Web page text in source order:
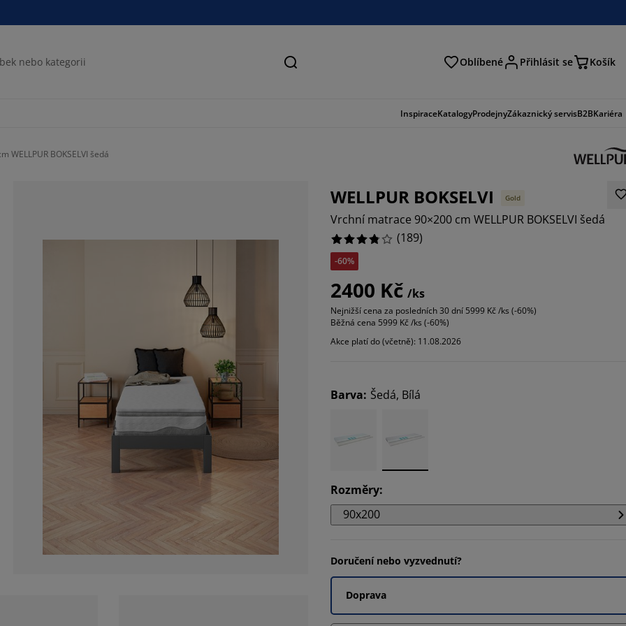
Hledat Oblíbené Přihlásit se Košík
InspiraceKatalogyProdejnyZákaznický servisB2BKariéra
WELLPUR BOKSELVI šedá
WELLPUR BOKSELVI Gold
Vrchní matrace 90×200 cm WELLPUR BOKSELVI šedá
(189)
-60%
2400 Kč /ks
Nejnižší cena za posledních 30 dní 5999 Kč /ks (-60%)
Běžná cena 5999 Kč /ks (-60%)
Akce platí do (včetně): 11.08.2026
Barva: Šedá, Bílá
Rozměry:
90x200
Doručení nebo vyzvednutí?
Doprava
10.582010582010582%
16.402116402116402%